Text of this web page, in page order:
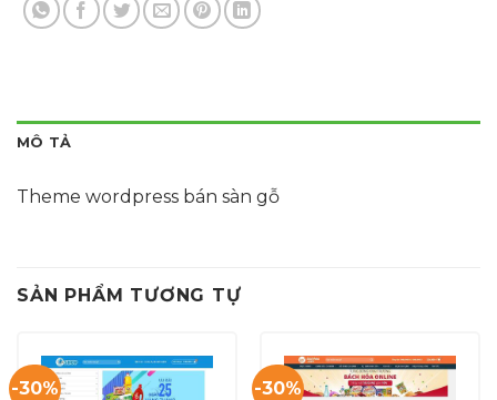
MÔ TẢ
Theme wordpress bán sàn gỗ
SẢN PHẨM TƯƠNG TỰ
-30% -30%